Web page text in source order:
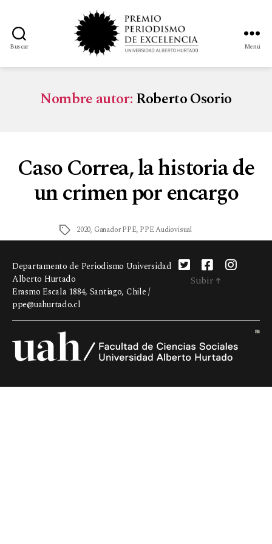
Buscar Menú
Nombre autor:Roberto Osorio
Caso Correa, la historia de
un crimen por encargo
2020, Ganador PPE, PPE Audiovisual
Departamento de Periodismo Universidad
Alberto Hurtado
Erasmo Escala 1884, Santiago, Chile /
ppe@uahurtado.cl
Subir ↑